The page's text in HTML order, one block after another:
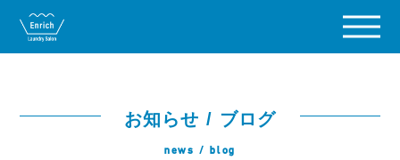
お知らせ / ブログ
news / blog